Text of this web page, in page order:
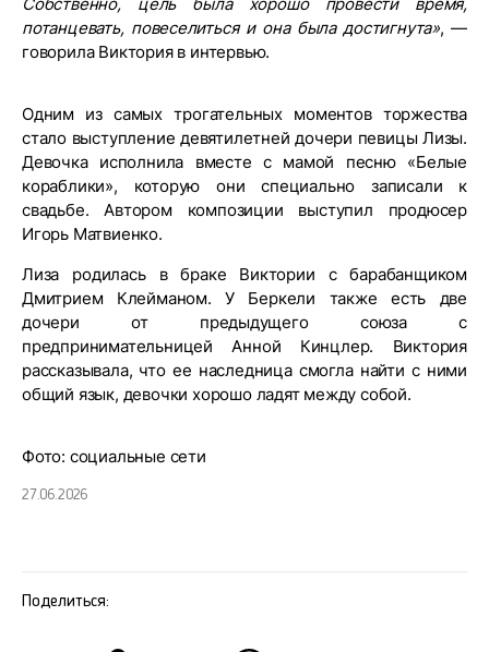
потанцевать, повеселиться и она была достигнута», —
говорила Виктория в интервью.
Одним из самых трогательных моментов торжества
стало выступление девятилетней дочери певицы Лизы.
Девочка исполнила вместе с мамой песню «Белые
кораблики», которую они специально записали к
свадьбе. Автором композиции выступил продюсер
Игорь Матвиенко.
Лиза родилась в браке Виктории с барабанщиком
Дмитрием Клейманом. У Беркели также есть две
дочери от предыдущего союза с
предпринимательницей Анной Кинцлер. Виктория
рассказывала, что ее наследница смогла найти с ними
общий язык, девочки хорошо ладят между собой.
Фото: социальные сети
27.06.2026
Поделиться: